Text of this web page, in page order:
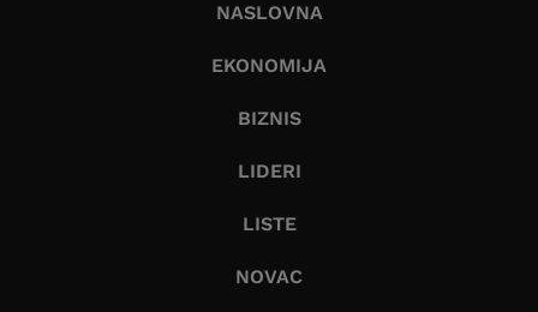
NASLOVNA
EKONOMIJA
BIZNIS
LIDERI
LISTE
NOVAC